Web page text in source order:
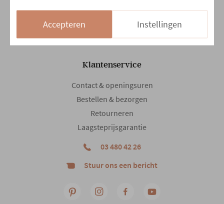
Klantenservice
Contact & openingsuren
Bestellen & bezorgen
Retourneren
Laagsteprijsgarantie
03 480 42 26
Stuur ons een bericht
Accepteren Instellingen